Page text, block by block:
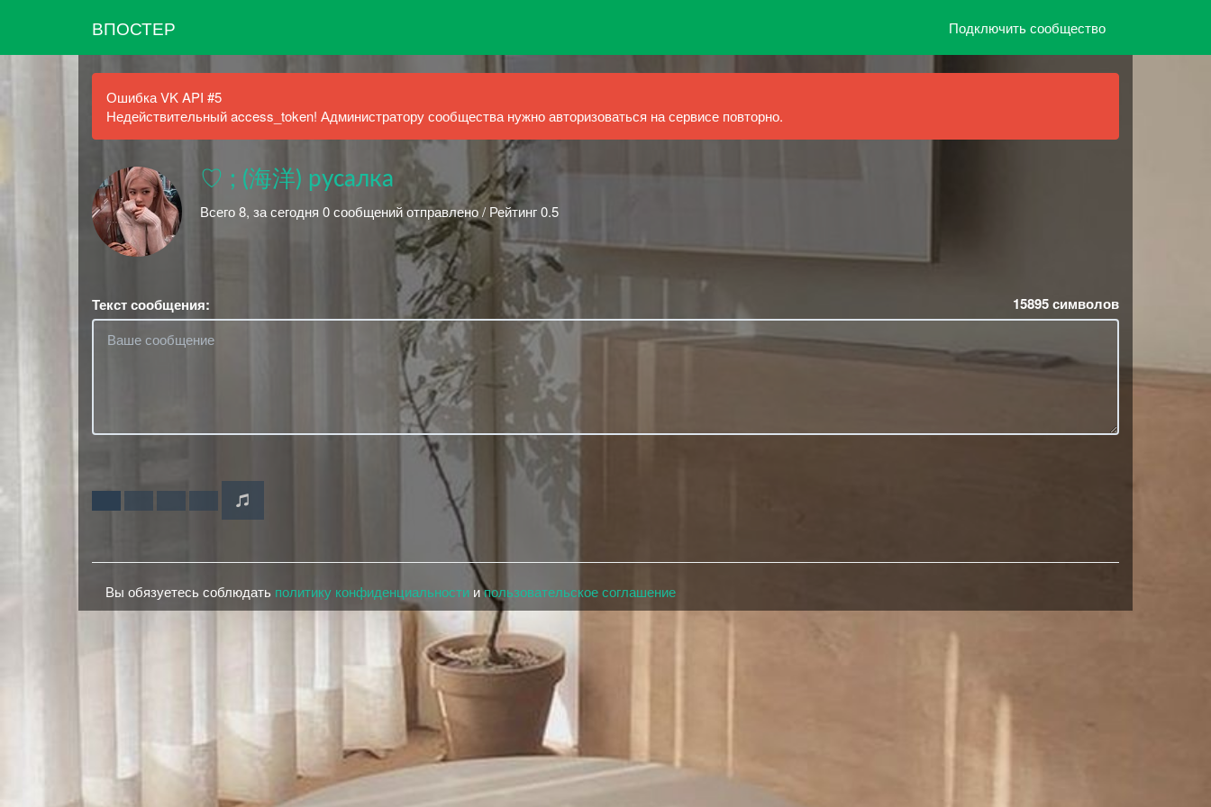
ВПОСТЕР Подключить сообщество
Ошибка VK API #5
Недействительный access_token! Администратору сообщества нужно авторизоваться на сервисе повторно.
♡ ; (海洋) русалка
Всего 8, за сегодня 0 сообщений отправлено / Рейтинг 0.5
Текст сообщения: 15895символов
Вы обязуетесь соблюдать политику конфиденциальности ипользовательское соглашение